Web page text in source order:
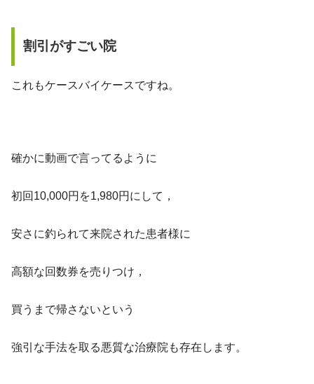
割引がすごい院
これもケースバイケースですね。
確かに動画で言ってるように
初回10,000円を1,980円にして，
安さに釣られて来院された患者様に
高額な回数券を売りつけ，
買うまで帰さないという
強引な手法を取る悪質な治療院も存在します。